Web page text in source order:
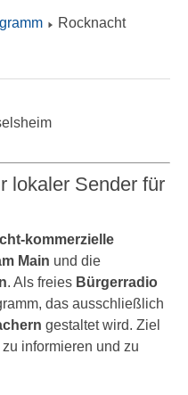
Rocknacht
lokaler Sender für
kommerzielle
Main und die
. Als freies Bürgerradio
das ausschließlich
gestaltet wird. Ziel
informieren und zu